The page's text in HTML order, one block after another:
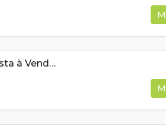
Terreno de 900m² com Linda Vista à Venda em Cambuí MG